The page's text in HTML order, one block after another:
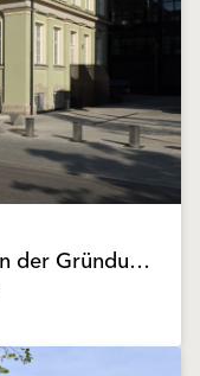
Villa Rhenania – historisch von der Gründung bis zur handwerklichen Ausführung